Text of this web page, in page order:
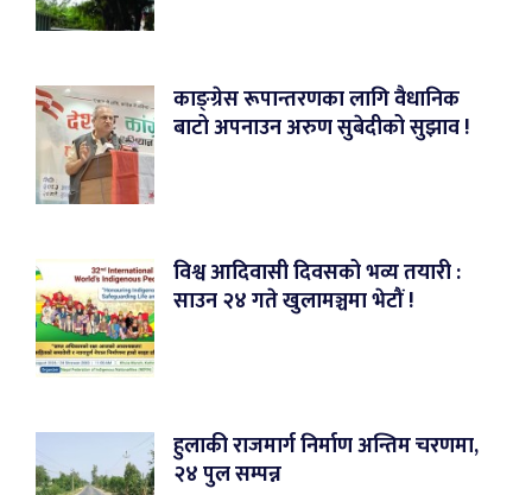
काङ्ग्रेस रूपान्तरणका लागि वैधानिक
बाटो अपनाउन अरुण सुबेदीको सुझाव !
विश्व आदिवासी दिवसको भव्य तयारी :
साउन २४ गते खुलामञ्चमा भेटौं !
हुलाकी राजमार्ग निर्माण अन्तिम चरणमा,
२४ पुल सम्पन्न